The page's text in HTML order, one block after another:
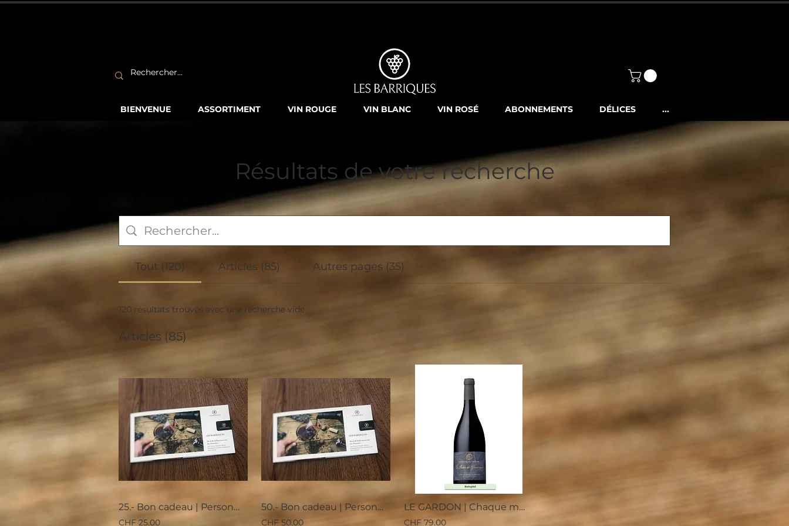
BIENVENUE ASSORTIMENT VIN ROUGE VIN BLANC VIN ROSÉ ABONNEMENTS DÉLICES ...
Résultats de votre recherche
Tout (120) Articles (85) Autres pages (35)
120 résultats trouvés avec une recherche vide
Articles (85)
25.- Bon cadeau | Personalisé
CHF 25.00
50.- Bon cadeau | Personalisé
CHF 50.00
LE GARDON | Chaque mois | À partir de 79.-
CHF 79.00